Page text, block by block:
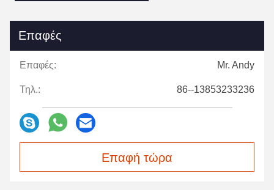
Επαφές
Επαφές: Mr. Andy
Τηλ.: 86--13853233236
Επαφή τώρα